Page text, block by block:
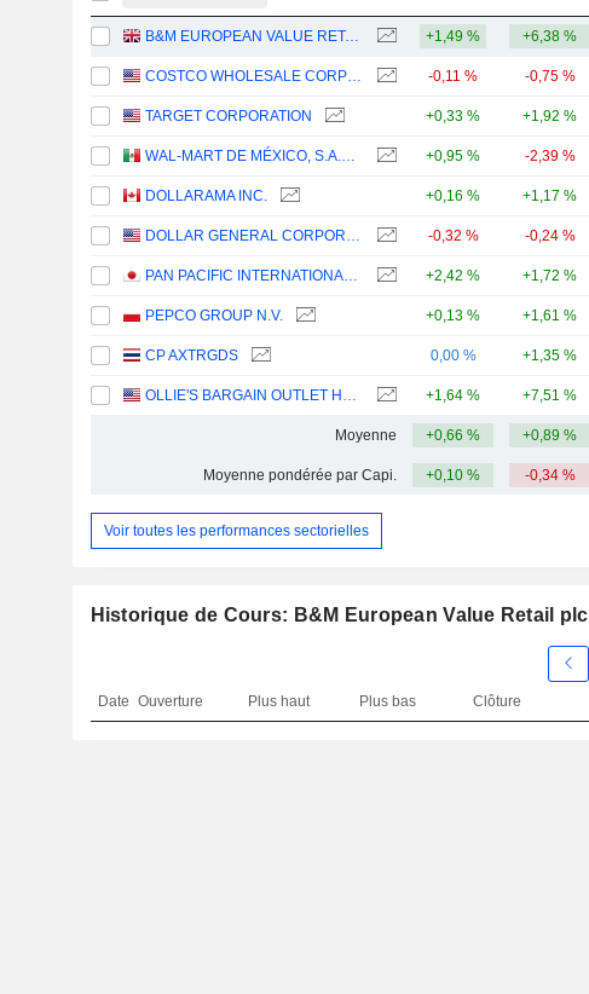
B&M EUROPEAN VALUE RETAIL PLC +1,49 % +6,38 %
COSTCO WHOLESALE CORPORATION -0,11 % -0,75 %
TARGET CORPORATION +0,33 % +1,92 %
WAL-MART DE MÉXICO, S.A.B. DE C.V. +0,95 % -2,39 %
DOLLARAMA INC. +0,16 % +1,17 %
DOLLAR GENERAL CORPORATION -0,32 % -0,24 %
PAN PACIFIC INTERNATIONAL HOLDINGS CORPORATION +2,42 % +1,72 %
PEPCO GROUP N.V. +0,13 % +1,61 %
CP AXTRGDS 0,00 % +1,35 %
OLLIE'S BARGAIN OUTLET HOLDINGS, INC. +1,64 % +7,51 %
Moyenne +0,66 % +0,89 %
Moyenne pondérée par Capi. +0,10 % -0,34 %
Voir toutes les performances sectorielles
Historique de Cours: B&M European Value Retail plc
Date Ouverture Plus haut Plus bas Clôture